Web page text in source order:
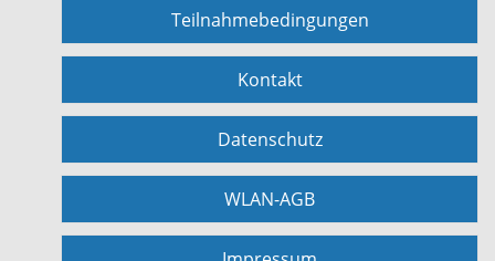
Teilnahmebedingungen
Kontakt
Datenschutz
WLAN-AGB